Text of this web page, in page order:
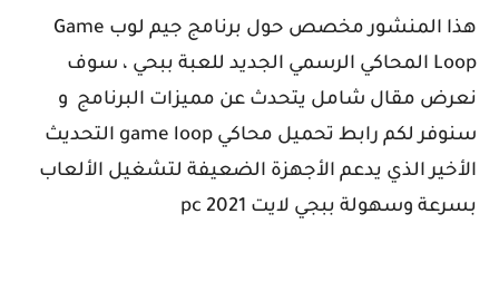
هذا المنشور مخصص حول برنامج جيم لوب Game
Loop المحاكي الرسمي الجديد للعبة ببحي ، سوف
نعرض مقال شامل يتحدث عن مميزات البرنامج و
سنوفر لكم رابط تحميل محاكي game loop التحديث
الأخير الذي يدعم الأجهزة الضعيفة لتشغيل الألعاب
بسرعة وسهولة ببجي لايت pc 2021